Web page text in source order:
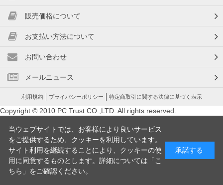
販売価格について
お支払い方法について
お問い合わせ
メールニュース
利用規約 プライバシーポリシー 特定商取引に関する法律に基づく表示
Copyright © 2010 PC Trust CO.,LTD. All rights reserved.
当ウェブサイトでは、お客様により良いサービス
をご提供するため、クッキーを利用しています。
サイト利用を継続することにより、クッキーの使
用に同意するものとします。詳細については「 こ
ちら 」をご確認ください。
承諾する